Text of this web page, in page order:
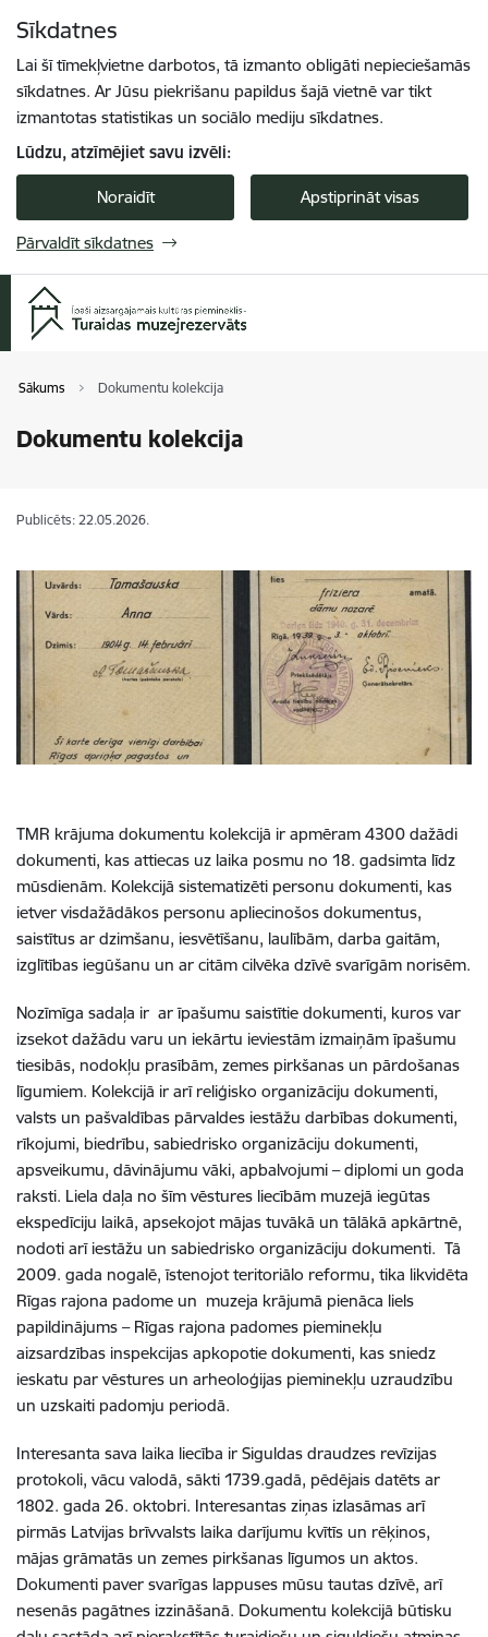
Sīkdatnes
Lai šī tīmekļvietne darbotos, tā izmanto obligāti nepieciešamās
sīkdatnes. Ar Jūsu piekrišanu papildus šajā vietnē var tikt
izmantotas statistikas un sociālo mediju sīkdatnes.
Lūdzu, atzīmējiet savu izvēli:
Noraidīt Apstiprināt visas
Pārvaldīt sīkdatnes
Sākums Dokumentu kolekcija
Dokumentu kolekcija
Publicēts: 22.05.2026.
TMR krājuma dokumentu kolekcijā ir apmēram 4300 dažādi
dokumenti, kas attiecas uz laika posmu no 18. gadsimta līdz
mūsdienām. Kolekcijā sistematizēti personu dokumenti, kas
ietver visdažādākos personu apliecinošos dokumentus,
saistītus ar dzimšanu, iesvētīšanu, laulībām, darba gaitām,
izglītības iegūšanu un ar citām cilvēka dzīvē svarīgām norisēm.
Nozīmīga sadaļa ir ar īpašumu saistītie dokumenti, kuros var
izsekot dažādu varu un iekārtu ieviestām izmaiņām īpašumu
tiesibās, nodokļu prasībām, zemes pirkšanas un pārdošanas
līgumiem. Kolekcijā ir arī reliģisko organizāciju dokumenti,
valsts un pašvaldības pārvaldes iestāžu darbības dokumenti,
rīkojumi, biedrību, sabiedrisko organizāciju dokumenti,
apsveikumu, dāvinājumu vāki, apbalvojumi – diplomi un goda
raksti. Liela daļa no šīm vēstures liecībām muzejā iegūtas
ekspedīciju laikā, apsekojot mājas tuvākā un tālākā apkārtnē,
nodoti arī iestāžu un sabiedrisko organizāciju dokumenti. Tā
2009. gada nogalē, īstenojot teritoriālo reformu, tika likvidēta
Rīgas rajona padome un muzeja krājumā pienāca liels
papildinājums – Rīgas rajona padomes pieminekļu
aizsardzības inspekcijas apkopotie dokumenti, kas sniedz
ieskatu par vēstures un arheoloģijas pieminekļu uzraudzību
un uzskaiti padomju periodā.
Interesanta sava laika liecība ir Siguldas draudzes revīzijas
protokoli, vācu valodā, sākti 1739.gadā, pēdējais datēts ar
1802. gada 26. oktobri. Interesantas ziņas izlasāmas arī
pirmās Latvijas brīvvalsts laika darījumu kvītīs un rēķinos,
mājas grāmatās un zemes pirkšanas līgumos un aktos.
Dokumenti paver svarīgas lappuses mūsu tautas dzīvē, arī
nesenās pagātnes izzināšanā. Dokumentu kolekcijā būtisku